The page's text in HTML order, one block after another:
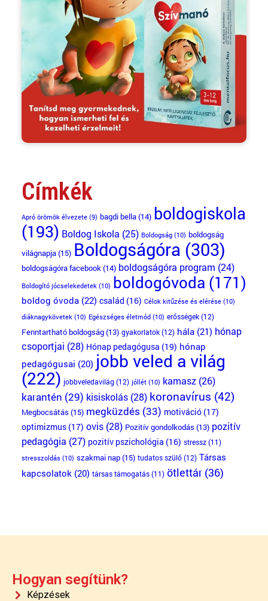
Címkék
Apró örömök élvezete(9) bagdi bella(14) boldogiskola
(193) Boldog Iskola (25) Boldogság(10) boldogság
világnapja(15) Boldogságóra (303)
boldogságóra facebook(14) boldogságóra program (24)
Boldogító jócselekedetek (10) boldogóvoda (171)
boldog óvoda(22) család (16) Célok kitűzése és elérése(10)
diáknagykövetek (10) Egészséges életmód(10) erősségek(12)
Fenntartható boldogság(13) gyakorlatok(12) hála(21) hónap
csoportjai (28) Hónap pedagógusa (19) hónap
pedagógusai (20) jobb veled a világ
(222) jobbveledavilág (12) jóllét(10) kamasz(26)
karantén (29) kisiskolás(28) koronavírus (42)
Megbocsátás (15) megküzdés (33) motiváció(17)
optimizmus(17) ovis(28) Pozitív gondolkodás (13) pozitív
pedagógia (27) pozitív pszichológia (16) stressz(11)
stresszoldás(10) szakmai nap(15) tudatos szülő(12) Társas
kapcsolatok (20) társas támogatás(11) ötlettár(36)
Hogyan segítünk?
Képzések